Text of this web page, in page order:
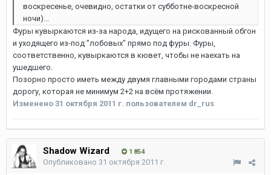
воскресенье, очевидно, остатки от субботне-воскресной
ночи)...
Фуры кувыркаются из-за народа, идущего на рискованный обгон
и уходящего из-под "лобовых" прямо под фуры. Фуры,
соответственно, кувыркаются в кювет, чтобы не наехать на
ушедшего.
Позорно просто иметь между двумя главными городами страны
дорогу, которая не минимум 2+2 на всём протяжении.
Изменено 31 октября 2011 г. пользователем dr_rus
Shadow Wizard 1 854
Опубликовано 31 октября 2011 г.